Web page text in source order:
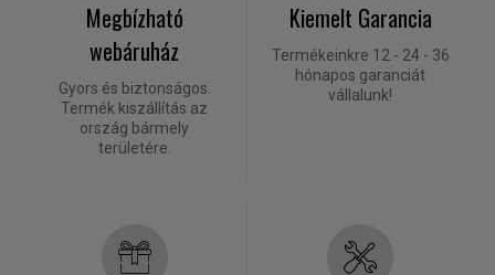
Megbízható
webáruház
Gyors és biztonságos.
Termék kiszállítás az
ország bármely
területére.
Kiemelt Garancia
Termékeinkre 12 - 24 - 36
hónapos garanciát
vállalunk!